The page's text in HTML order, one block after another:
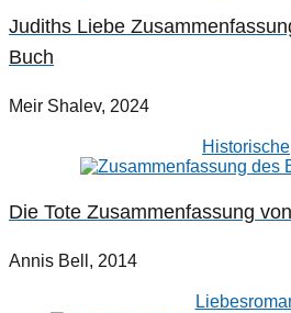
Judiths Liebe
Buch
Meir Shalev, 2024
Historische
Die Tote Zusammenfassung
Annis Bell, 2014